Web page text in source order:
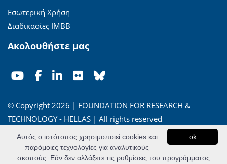
Εσωτερική Χρήση
Διαδικασίες ΙΜΒΒ
Ακολουθήστε μας
© Copyright 2026 | FOUNDATION FOR RESEARCH &
TECHNOLOGY - HELLAS | All rights reserved
'Οροι Χρήσης|Πολιτική Απορρήτου ok
Αυτός ο ιστότοπος χρησιμοποιεί cookies και
παρόμοιες τεχνολογίες για αναλυτικούς
σκοπούς. Εάν δεν αλλάξετε τις ρυθμίσεις του προγράμματος